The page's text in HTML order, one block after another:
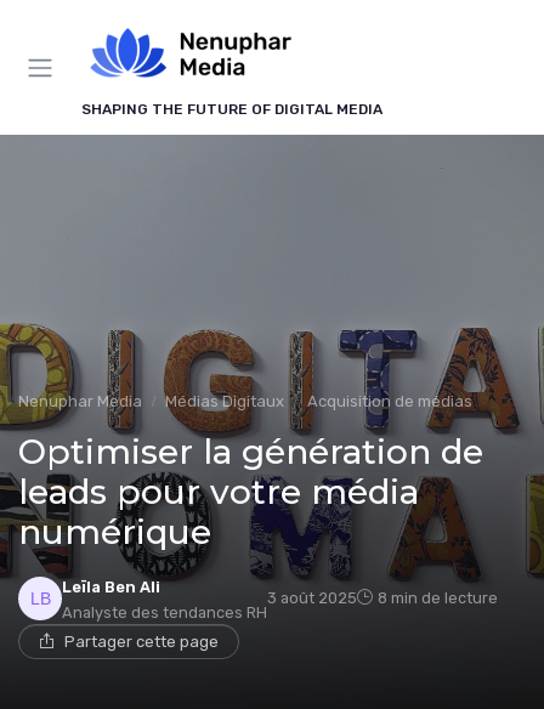
SHAPING THE FUTURE OF DIGITAL MEDIA
Nenuphar Media Médias Digitaux Acquisition de médias
Optimiser la génération de
leads pour votre média
numérique
Leïla Ben Ali
Analyste des tendances RH
3 août 2025 8 min de lecture
Partager cette page